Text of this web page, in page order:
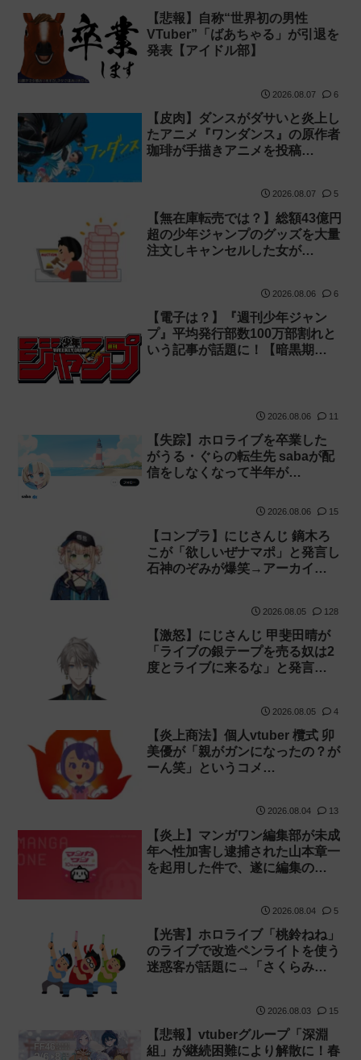
【悲報】自称“世界初の男性
VTuber”「ばあちゃる」が引退を
発表【アイドル部】
2026.08.07 6
【皮肉】ダンスがダサいと炎上し
たアニメ『ワンダンス』の原作者
珈琲が手描きアニメを投稿…
2026.08.07 5
【無在庫転売では？】総額43億円
超の少年ジャンプのグッズを大量
注文しキャンセルした女が…
2026.08.06 6
【電子は？】『週刊少年ジャン
プ』平均発行部数100万部割れと
いう記事が話題に！【暗黒期…
2026.08.06 11
【失踪】ホロライブを卒業した
がうる・ぐらの転生先 sabaが配
信をしなくなって半年が…
2026.08.06 15
【コンプラ】にじさんじ 鏑木ろ
こが「欲しいぜナマポ」と発言し
石神のぞみが爆笑→アーカイ…
2026.08.05 128
【激怒】にじさんじ 甲斐田晴が
「ライブの銀テープを売る奴は2
度とライブに来るな」と発言…
2026.08.05 4
【炎上商法】個人vtuber 欖式 卯
美優が「親がガンになったの？が
ーん笑」というコメ…
2026.08.04 13
【炎上】マンガワン編集部が未成
年へ性加害し逮捕された山本章一
を起用した件で、遂に編集の…
2026.08.04 5
【光害】ホロライブ「桃鈴ねね」
のライブで改造ペンライトを使う
迷惑客が話題に→「さくらみ…
2026.08.03 15
【悲報】vtuberグループ「深淵
組」が継続困難により解散に！春